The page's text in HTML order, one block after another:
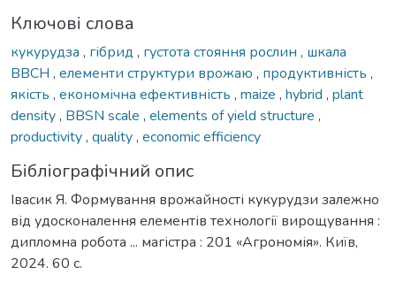
Ключові слова
кукурудза , гібрид , густота стояння рослин , шкала
ВВСН , елементи структури врожаю , продуктивність ,
якість , економічна ефективність , maize , hybrid , plant
density, BBSN scale , elements of yield structure ,
productivity, quality, economic efficiency
Бібліографічний опис
Івасик Я. Формування врожайності кукурудзи залежно
від удосконалення елементів технології вирощування :
дипломна робота ... магістра : 201 «Агрономія». Київ,
2024. 60 с.